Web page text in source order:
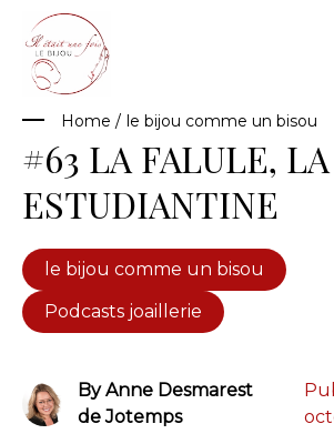
content
Home / le bijou comme un bisou
#63 LA FALULE,
ESTUDIANTINE
le bijou comme un bisou
Podcasts joaillerie
By Anne Desmarest
de Jotemps